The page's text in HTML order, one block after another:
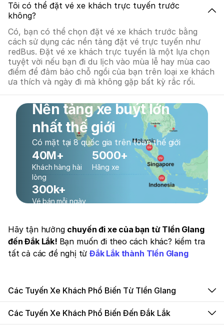
Tôi có thể đặt vé xe khách trực tuyến trước
không?
Có, bạn có thể chọn đặt vé xe khách trước bằng
cách sử dụng các nền tảng đặt vé trực tuyến như
redBus. Đặt vé xe khách trực tuyến là một lựa chọn
tuyệt vời nếu bạn đi du lịch vào mùa lễ hay mùa cao
điểm để đảm bảo chỗ ngồi của bạn trên loại xe khách
ưa thích và ngày đi mà không gặp bất kỳ rắc rối.
Nền tảng xe buýt lớn
nhất thế giới
Có mặt tại 8 quốc gia trên toàn thế giới
40M+
Khách hàng hài
lòng
5000+
Hãng xe
300k+
Vé bán mỗi ngày
Hãy tận hưởng chuyến đi xe của bạn từ TIền GIang
đến Đắk Lắk! Bạn muốn đi theo cách khác? kiểm tra
tất cả các đề nghị từĐắk Lắk thành TIền GIang
Các Tuyến Xe Khách Phổ Biến Từ TIền GIang
Các Tuyến Xe Khách Phổ Biến Đến Đắk Lắk